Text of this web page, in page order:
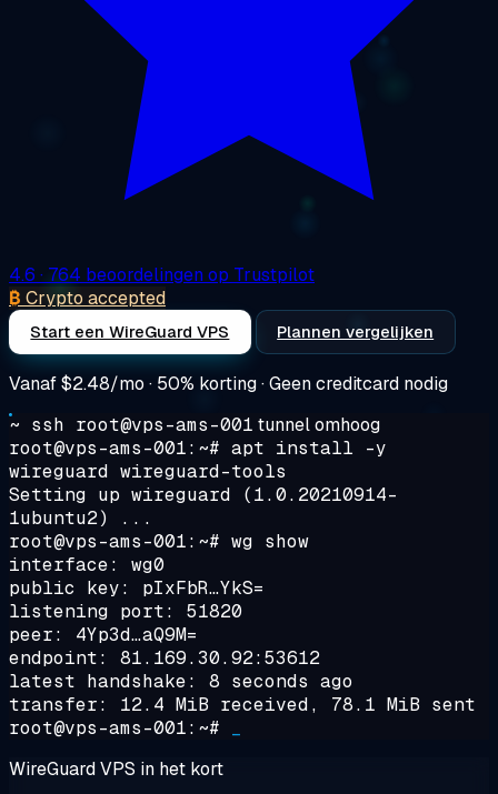
4.6 · 764 beoordelingen op Trustpilot
₿ Crypto accepted
Start een WireGuard VPS Plannen vergelijken
Vanaf$2.48/mo · 50% korting · Geen creditcard nodig
~ ssh root@vps-ams-001 tunnel omhoog
root@vps-ams-001:~# apt install -y
wireguard wireguard-tools
Setting up wireguard (1.0.20210914-
1ubuntu2) ...
root@vps-ams-001:~# wg show
interface: wg0
public key: pIxFbR…YkS=
listening port: 51820
peer: 4Yp3d…aQ9M=
endpoint: 81.169.30.92:53612
latest handshake: 8 seconds ago
transfer: 12.4 MiB received, 78.1 MiB sent
root@vps-ams-001:~#
WireGuard VPS in het kort